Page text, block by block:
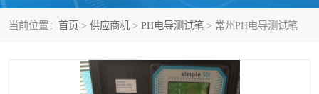
当前位置： 首页 > 供应商机 > PH电导测试笔 > 常州PH电导测试笔
PH电导测试仪